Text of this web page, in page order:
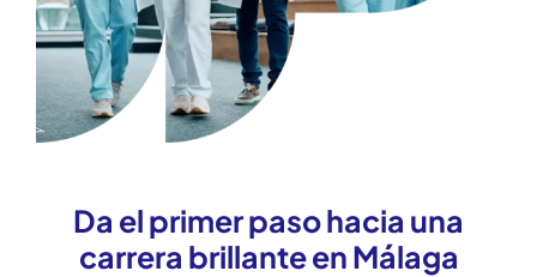
Da el primer paso hacia una
carrera brillante en Málaga